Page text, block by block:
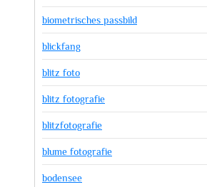
biometrisches passbild
blickfang
blitz foto
blitz fotografie
blitzfotografie
blume fotografie
bodensee